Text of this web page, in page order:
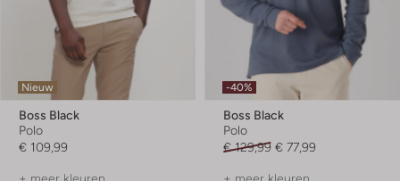
Nieuw
Boss Black
Polo
€ 109,99
+ meer kleuren
-40%
Boss Black
Polo
€ 129,99 € 77,99
+ meer kleuren